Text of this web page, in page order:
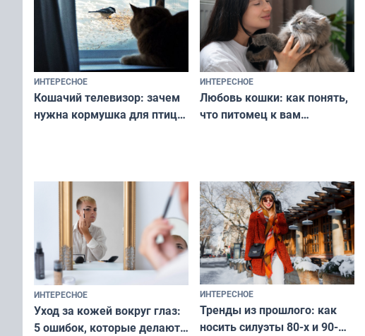
ИНТЕРЕСНОЕ
Кошачий телевизор: зачем
нужна кормушка для птиц
ИНТЕРЕСНОЕ
Любовь кошки: как понять,
что питомец к вам
ИНТЕРЕСНОЕ
Уход за кожей вокруг глаз:
5 ошибок, которые делают
ИНТЕРЕСНОЕ
Тренды из прошлого: как
носить силуэты 80-х и 90-